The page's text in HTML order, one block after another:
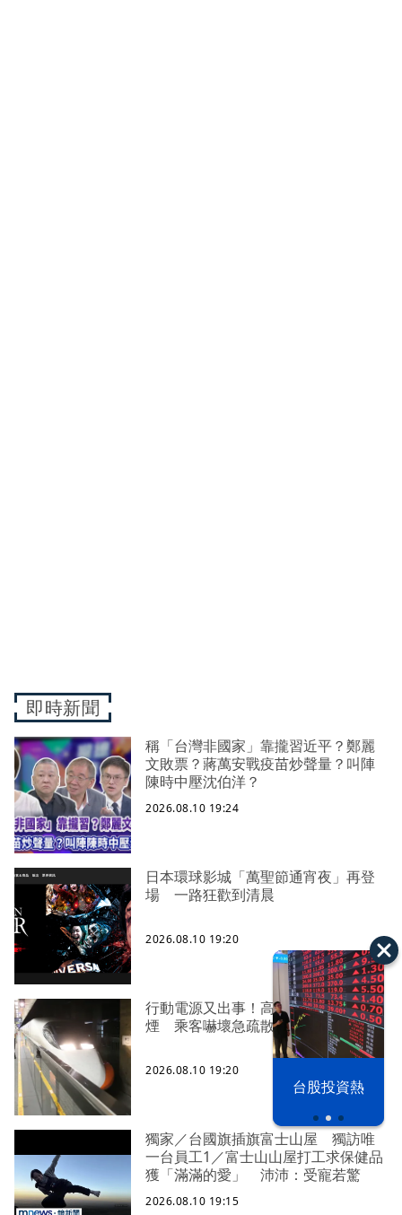
台股投資熱
即時新聞
稱「台灣非國家」靠攏習近平？鄭麗
文敗票？蔣萬安戰疫苗炒聲量？叫陣
陳時中壓沈伯洋？
2026.08.10 19:24
日本環球影城「萬聖節通宵夜」再登
場 一路狂歡到清晨
2026.08.10 19:20
行動電源又出事！高鐵第4車廂突冒白
煙 乘客嚇壞急疏散
2026.08.10 19:20
獨家／台國旗插旗富士山屋 獨訪唯
一台員工1／富士山山屋打工求保健品
獲「滿滿的愛」 沛沛：受寵若驚
2026.08.10 19:15